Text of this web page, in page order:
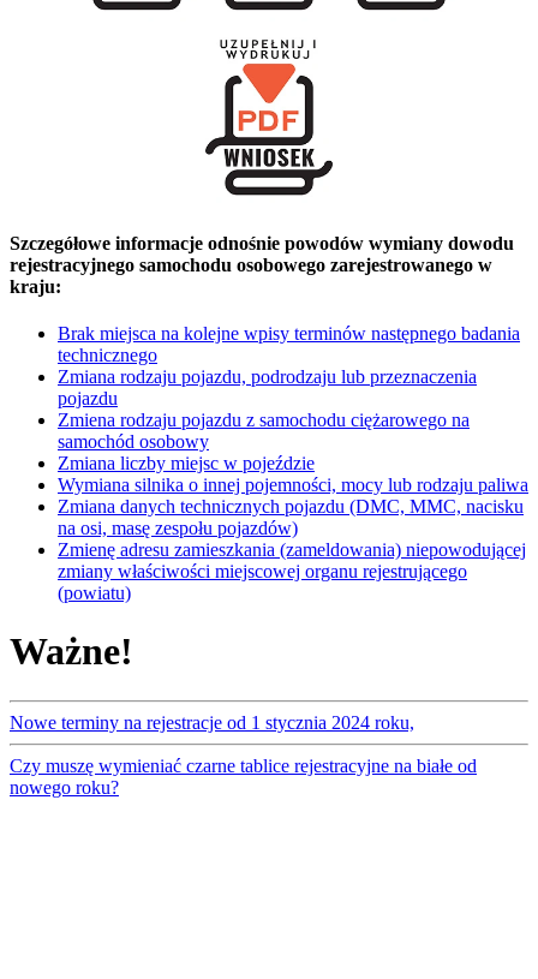
Szczegółowe informacje odnośnie powodów wymiany dowodu
rejestracyjnego samochodu osobowego zarejestrowanego w
kraju:
Brak miejsca na kolejne wpisy terminów następnego badania
technicznego
Zmiana rodzaju pojazdu, podrodzaju lub przeznaczenia
pojazdu
Zmiena rodzaju pojazdu z samochodu ciężarowego na
samochód osobowy
Zmiana liczby miejsc w pojeździe
Wymiana silnika o innej pojemności, mocy lub rodzaju paliwa
Zmiana danych technicznych pojazdu (DMC, MMC, nacisku
na osi, masę zespołu pojazdów)
Zmienę adresu zamieszkania (zameldowania) niepowodującej
zmiany właściwości miejscowej organu rejestrującego
(powiatu)
Ważne!
Nowe terminy na rejestracje od 1 stycznia 2024 roku,
Czy muszę wymieniać czarne tablice rejestracyjne na białe od
nowego roku?